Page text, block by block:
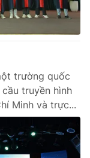
có sự chấp
phát hành lại
trường quốc
truyền hình
Minh và trực...